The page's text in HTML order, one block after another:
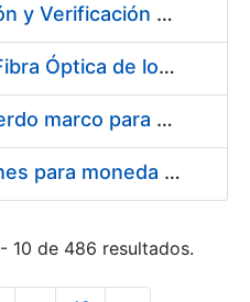
Servicio de Calibración y Verificación Externa de los Equipos de Medición del Servicio de Prevención de la FNMT-RCM
Conexión mediante Fibra Óptica de los Centros de Proceso de Datos (CPDs) de las sedes de la FNMT-RCM de Burgos y Madrid
Contratación de acuerdo marco para el Suministro de Material de Electricidad para la Fábrica Nacional de Moneda y Timbre-Real Casa de la Moneda en su centro de trabajo de Burgos
Suministro de estuches para moneda de 30 €
10 de 486 resultados.